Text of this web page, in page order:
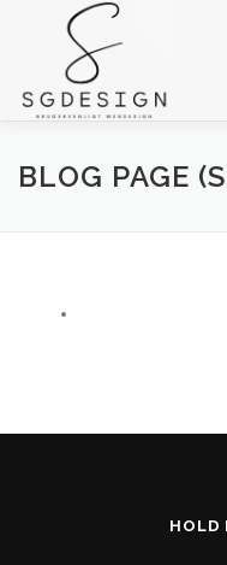
FORSIDE VI
BLOG PAGE
HOLD